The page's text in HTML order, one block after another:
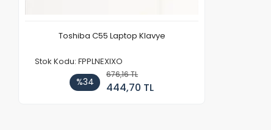
Toshiba C55 Laptop Klavye
Stok Kodu: FPPLNEXIXO
%34
676,16 TL
444,70 TL